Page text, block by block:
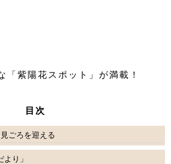
「紫陽花スポット」が満載！
目次
ごろを迎える
り」